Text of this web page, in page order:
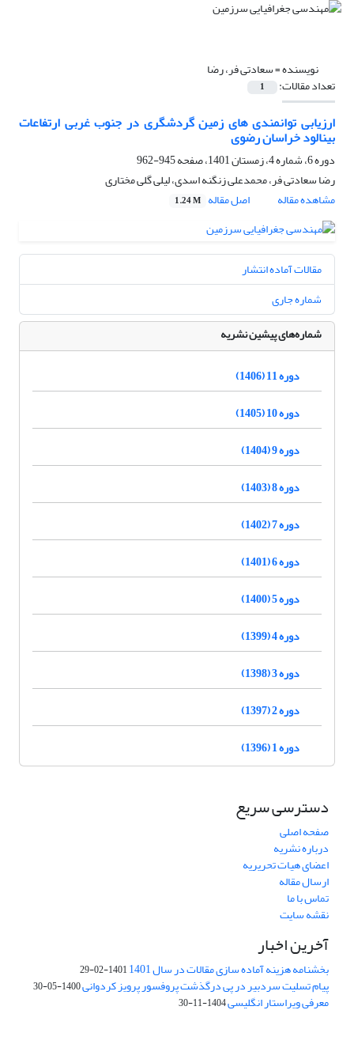
نویسنده =سعادتی فر، رضا
تعداد مقالات: 1
ارزیابی توانمندی های زمین گردشگری در جنوب غربی ارتفاعات
بینالود خراسان رضوی
دوره 6، شماره 4، زمستان 1401، صفحه
945-962
رضا سعادتی فر، محمدعلی زنگنه اسدی، لیلی گلی مختاری
مشاهده مقاله
اصل مقاله 1.24 M
مقالات آماده انتشار
شماره جاری
شماره‌های پیشین نشریه
دوره 11 (1406)
دوره 10 (1405)
دوره 9 (1404)
دوره 8 (1403)
دوره 7 (1402)
دوره 6 (1401)
دوره 5 (1400)
دوره 4 (1399)
دوره 3 (1398)
دوره 2 (1397)
دوره 1 (1396)
دسترسی سریع
صفحه اصلی
درباره نشریه
اعضای هیات تحریریه
ارسال مقاله
تماس با ما
نقشه سایت
آخرین اخبار
بخشنامه هزینه آماده سازی مقالات در سال 1401 1401-02-29
پیام تسلیت سردبیر در پی درگذشت پروفسور پرویز کردوانی1400-05-30
معرفی ویراستار انگلیسی1404-11-30